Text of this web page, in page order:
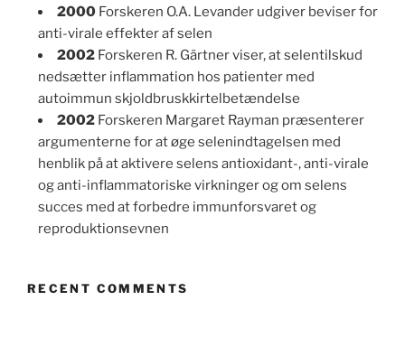
2000 Forskeren O.A. Levander udgiver beviser for
anti-virale effekter af selen
2002 Forskeren R. Gärtner viser, at selentilskud
nedsætter inflammation hos patienter med
autoimmun skjoldbruskkirtelbetændelse
2002 Forskeren Margaret Rayman præsenterer
argumenterne for at øge selenindtagelsen med
henblik på at aktivere selens antioxidant-, anti-virale
og anti-inflammatoriske virkninger og om selens
succes med at forbedre immunforsvaret og
reproduktionsevnen
RECENT COMMENTS